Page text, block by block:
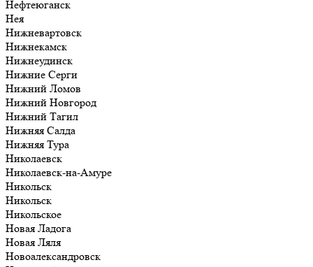
Нефтеюганск
Нея
Нижневартовск
Нижнекамск
Нижнеудинск
Нижние Серги
Нижний Ломов
Нижний Новгород
Нижний Тагил
Нижняя Салда
Нижняя Тура
Николаевск
Николаевск-на-Амуре
Никольск
Никольск
Никольское
Новая Ладога
Новая Ляля
Новоалександровск